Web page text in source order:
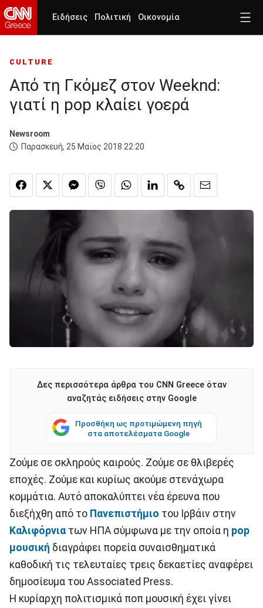
Ειδήσεις Πολιτική Οικονομία
CULTURE
Από τη Γκόμεζ στον Weeknd:
γιατί η pop κλαίει γοερά
Newsroom
Παρασκευή, 25 Μαϊος 2018 22:20
Δες περισσότερα άρθρα του CNN Greece όταν
αναζητάς ειδήσεις στην Google
Προσθήκη ως προτιμώμενη πηγή
στα αποτελέσματα Google
Ζούμε σε σκληρούς καιρούς. Ζούμε σε θλιβερές
εποχές. Ζούμε και κυρίως ακούμε στενάχωρα
κομμάτια. Αυτό αποκαλύπτει νέα έρευνα που
διεξήχθη από το Πανεπιστήμιο του Ιρβάιν στην
Καλιφόρνια των ΗΠΑ σύμφωνα με την οποία η pop
μουσική διαγράφει πορεία συναισθηματικά
καθοδική τις τελευταίες τρεις δεκαετίες αναφέρει
δημοσίευμα του Associated Press.
Η κυρίαρχη πολιτισμικά ποπ μουσική έχει γίνει